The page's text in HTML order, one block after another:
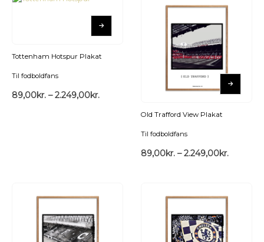
Tottenham Hotspur Plakat
Til fodboldfans
89,00kr. – 2.249,00kr.
Old Trafford View Plakat
Til fodboldfans
89,00kr. – 2.249,00kr.